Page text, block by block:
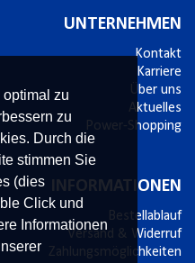
zu
zu
Durch die
stimmen Sie
(dies
Click und
Informationen
UNTERNEHMEN
Kontakt
Karriere
Über uns
Aktuelles
Power-Shopping
INFORMATIONEN
Bestellablauf
Versand & Widerruf
Zahlungsmöglichkeiten